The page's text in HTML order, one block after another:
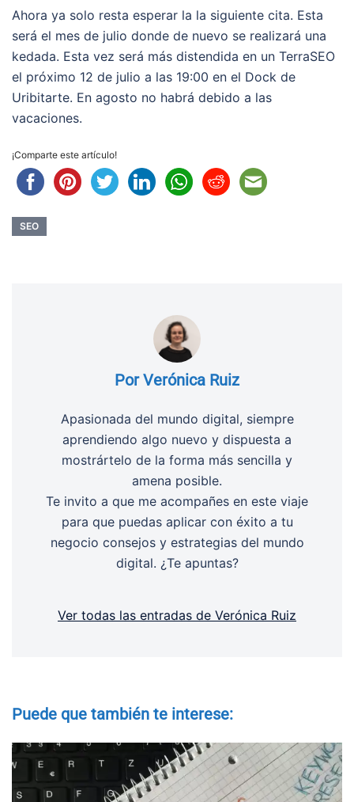
Ahora ya solo resta esperar la la siguiente cita. Esta
será el mes de julio donde de nuevo se realizará una
kedada. Esta vez será más distendida en un TerraSEO
el próximo 12 de julio a las 19:00 en el Dock de
Uribitarte. En agosto no habrá debido a las
vacaciones.
¡Comparte este artículo!
SEO
Por Verónica Ruiz
Apasionada del mundo digital, siempre
aprendiendo algo nuevo y dispuesta a
mostrártelo de la forma más sencilla y
amena posible.
Te invito a que me acompañes en este viaje
para que puedas aplicar con éxito a tu
negocio consejos y estrategias del mundo
digital. ¿Te apuntas?
Ver todas las entradas de Verónica Ruiz
Puede que también te interese: